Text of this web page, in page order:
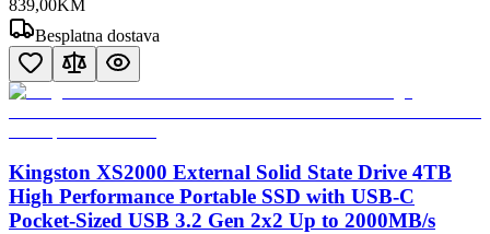
839,00KM
Besplatna dostava
Kingston XS2000 External Solid State Drive 4TB
High Performance Portable SSD with USB-C
Pocket-Sized USB 3.2 Gen 2x2 Up to 2000MB/s